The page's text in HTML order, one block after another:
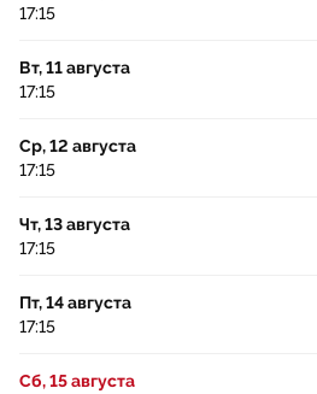
17:15
Вт, 11 августа
17:15
Ср, 12 августа
17:15
Чт, 13 августа
17:15
Пт, 14 августа
17:15
Сб, 15 августа